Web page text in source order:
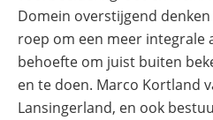
Domein overstijgend
roep om een meer integrale
behoefte om juist buiten
en te doen. Marco Kortland
Lansingerland, en ook